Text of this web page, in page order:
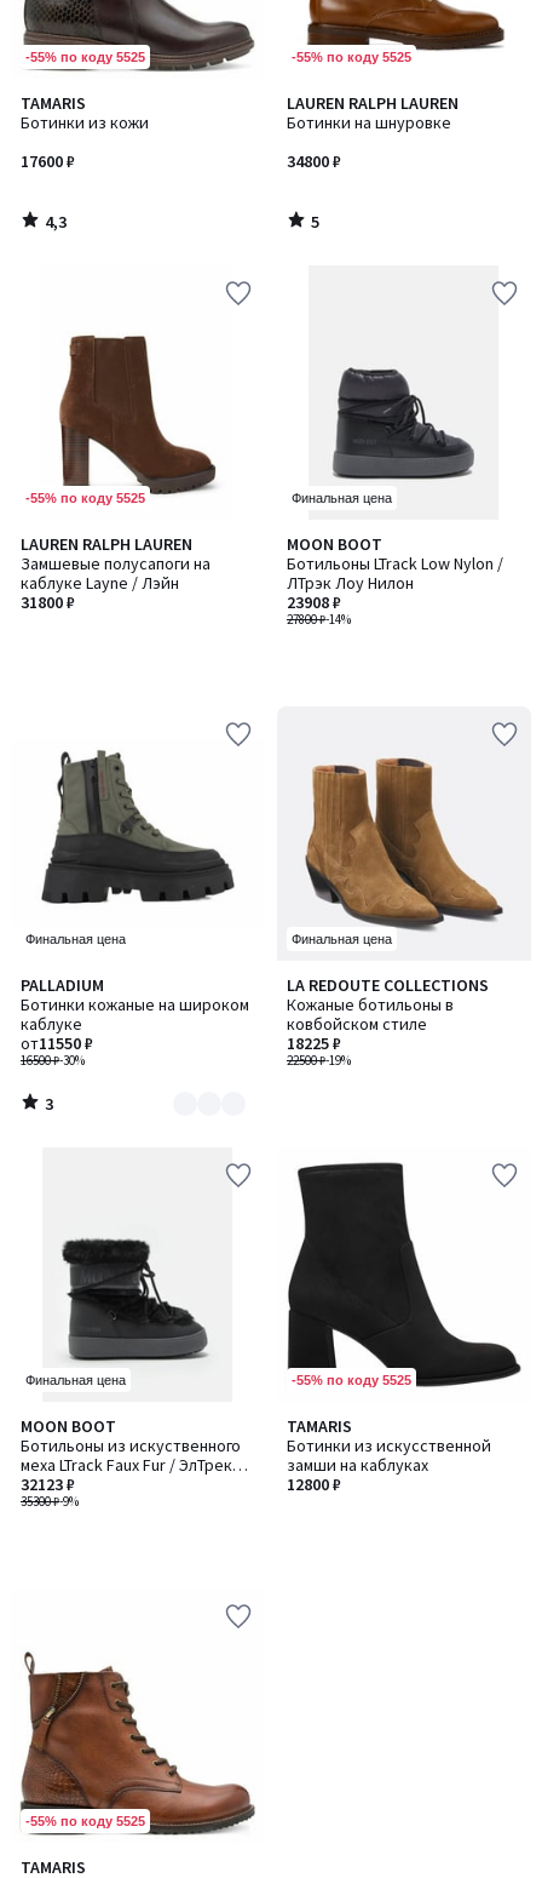
-55% по коду 5525
TAMARIS
Ботинки из кожи
17600 ₽
4,3
/ 5
4,3
/
-55% по коду 5525
LAUREN RALPH LAUREN
Ботинки на шнуровке
34800 ₽
5
/
5
/
-55% по коду 5525
LAUREN RALPH LAUREN
Замшевые полусапоги на
каблуке Layne / Лэйн
31800 ₽
Финальная цена
MOON BOOT
Ботильоны LTrack Low Nylon /
ЛТрэк Лоу Нилон
27800 ₽-14%
23908 ₽
Финальная цена
PALLADIUM
Ботинки кожаные на широком
каблуке
16500 ₽-30%
от11550 ₽
3
/
5
Количество
цветов:
2
3
/
Финальная цена
LA REDOUTE COLLECTIONS
Кожаные ботильоны в
ковбойском стиле
22500 ₽-19%
18225 ₽
Финальная цена
MOON BOOT
Ботильоны из искуственного
меха LTrack Faux Fur / ЭлТрек
Фо Фер
35300 ₽-9%
32123 ₽
-55% по коду 5525
TAMARIS
Ботинки из искусственной
замши на каблуках
12800 ₽
-55% по коду 5525
TAMARIS
5